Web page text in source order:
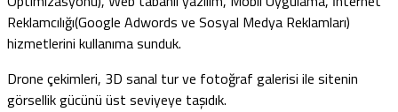
Reklamcılığı(Google Adwords ve Sosyal Medya Reklamları)
hizmetlerini kullanıma sunduk.
Drone çekimleri, 3D sanal tur ve fotoğraf galerisi ile sitenin
görsellik gücünü üst seviyeye taşıdık.